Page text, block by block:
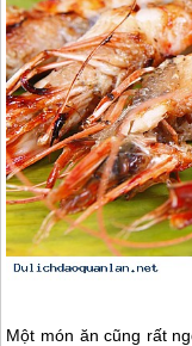
Một món ăn cũng rất